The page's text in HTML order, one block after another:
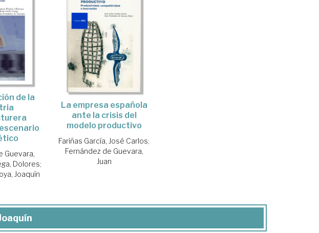
de la
Guevara,
Dolores;
Joaquín
La empresa española
ante la crisis del
modelo productivo
Fariñas García, José Carlos;
Fernández de Guevara,
Juan